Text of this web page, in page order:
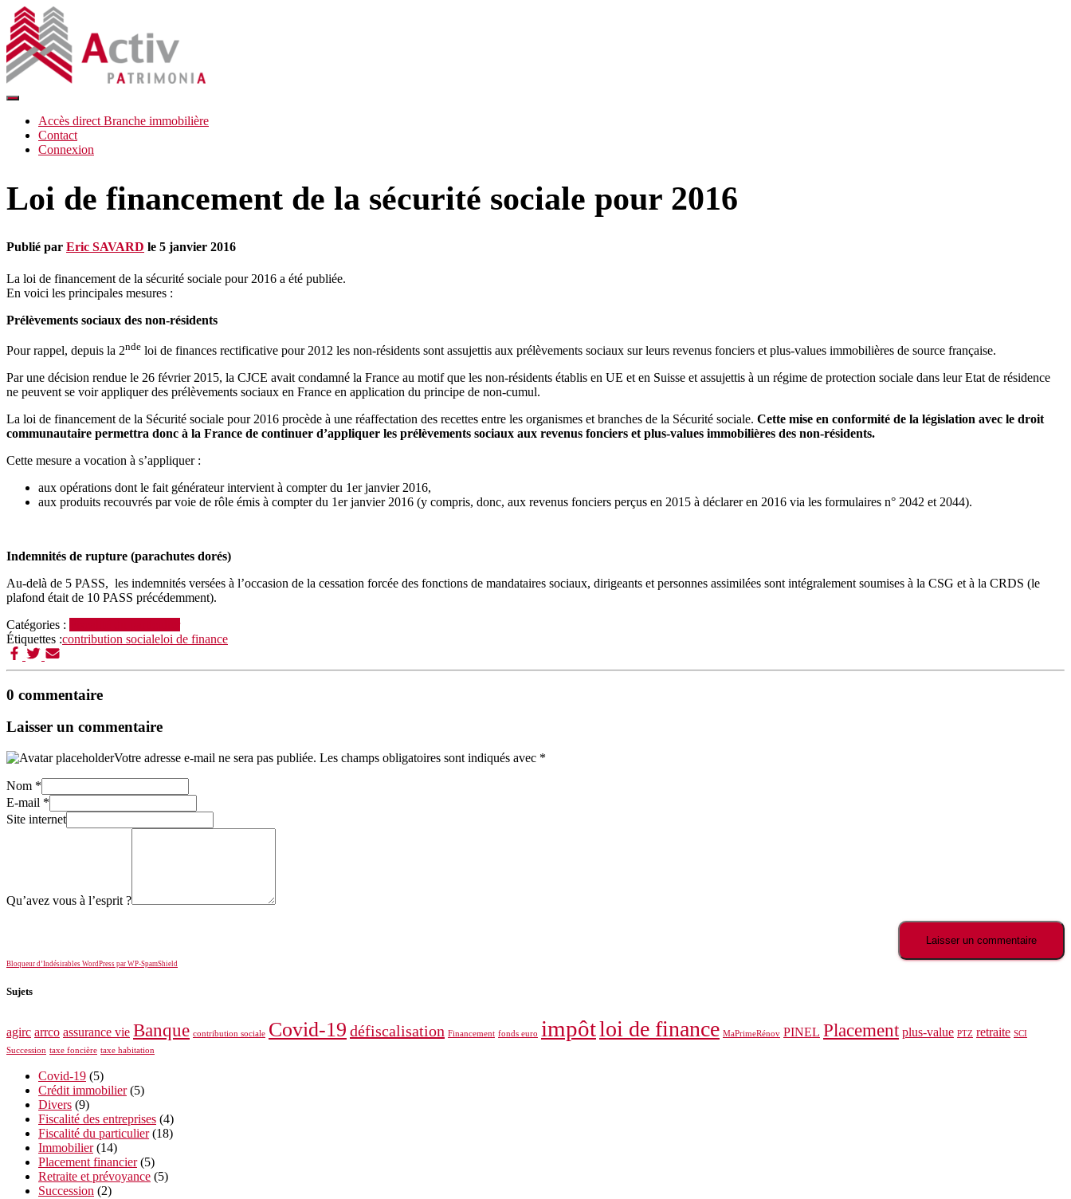
Déplier
navigationAccès direct Branche immobilière
Contact
Connexion
Loi de financement de la sécurité sociale pour 2016
Publié par Eric SAVARD le 5 janvier 2016
La loi de financement de la sécurité sociale pour 2016 a été publiée.
En voici les principales mesures :
Prélèvements sociaux des non-résidents
Pour rappel, depuis la 2nde loi de finances rectificative pour 2012 les non-résidents sont assujettis aux prélèvements sociaux sur leurs revenus fonciers et plus-values immobilières de source française.
Par une décision rendue le 26 février 2015, la CJCE avait condamné la France au motif que les non-résidents établis en UE et en Suisse et assujettis à un régime de protection sociale dans leur Etat de résidence
ne peuvent se voir appliquer des prélèvements sociaux en France en application du principe de non-cumul.
La loi de financement de la Sécurité sociale pour 2016 procède à une réaffectation des recettes entre les organismes et branches de la Sécurité sociale. Cette mise en conformité de la législation avec le droit
communautaire permettra donc à la France de continuer d’appliquer les prélèvements sociaux aux revenus fonciers et plus-values immobilières des non-résidents.
Cette mesure a vocation à s’appliquer :
aux opérations dont le fait générateur intervient à compter du 1er janvier 2016,
aux produits recouvrés par voie de rôle émis à compter du 1er janvier 2016 (y compris, donc, aux revenus fonciers perçus en 2015 à déclarer en 2016 via les formulaires n° 2042 et 2044).
Indemnités de rupture (parachutes dorés)
Au-delà de 5 PASS, les indemnités versées à l’occasion de la cessation forcée des fonctions de mandataires sociaux, dirigeants et personnes assimilées sont intégralement soumises à la CSG et à la CRDS (le
plafond était de 10 PASS précédemment).
Catégories :
Étiquettes :contribution socialeloi de finance
0 commentaire
Laisser un commentaire
Votre adresse e-mail ne sera pas publiée. Les champs obligatoires sont indiqués avec *
Nom *
E-mail *
Site internet
Qu’avez vous à l’esprit ?
Bloqueur d’Indésirables WordPress par WP-SpamShield
Sujets
agirc arrco assurance vie Banque contribution sociale Covid-19 défiscalisation Financement fonds euro impôtloi de finance MaPrimeRénov PINEL Placement plus-value PTZ retraite SCI
Succession taxe foncière taxe habitation
Covid-19 (5)
Crédit immobilier(5)
Divers (9)
Fiscalité des entreprises (4)
Fiscalité du particulier(18)
Immobilier(14)
Placement financier(5)
Retraite et prévoyance (5)
Succession (2)